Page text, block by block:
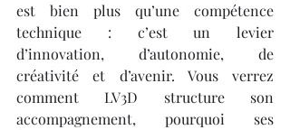
est bien plus qu’une compétence
technique : c’est un levier
d’innovation, d’autonomie, de
créativité et d’avenir. Vous verrez
comment LV3D structure son
accompagnement, pourquoi ses